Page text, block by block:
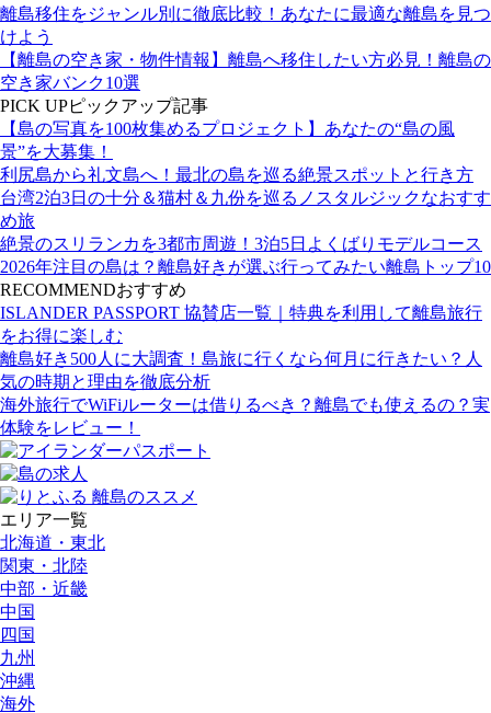
離島移住をジャンル別に徹底比較！あなたに最適な離島を見つ
けよう
【離島の空き家・物件情報】離島へ移住したい方必見！離島の
空き家バンク10選
PICK UPピックアップ記事
【島の写真を100枚集めるプロジェクト】あなたの“島の風
景”を大募集！
利尻島から礼文島へ！最北の島を巡る絶景スポットと行き方
台湾2泊3日の十分＆猫村＆九份を巡るノスタルジックなおすす
め旅
絶景のスリランカを3都市周遊！3泊5日よくばりモデルコース
2026年注目の島は？離島好きが選ぶ行ってみたい離島トップ10
RECOMMENDおすすめ
ISLANDER PASSPORT 協賛店一覧｜特典を利用して離島旅行
をお得に楽しむ
離島好き500人に大調査！島旅に行くなら何月に行きたい？人
気の時期と理由を徹底分析
海外旅行でWiFiルーターは借りるべき？離島でも使えるの？実
体験をレビュー！
エリア一覧
北海道・東北
関東・北陸
中部・近畿
中国
四国
九州
沖縄
海外